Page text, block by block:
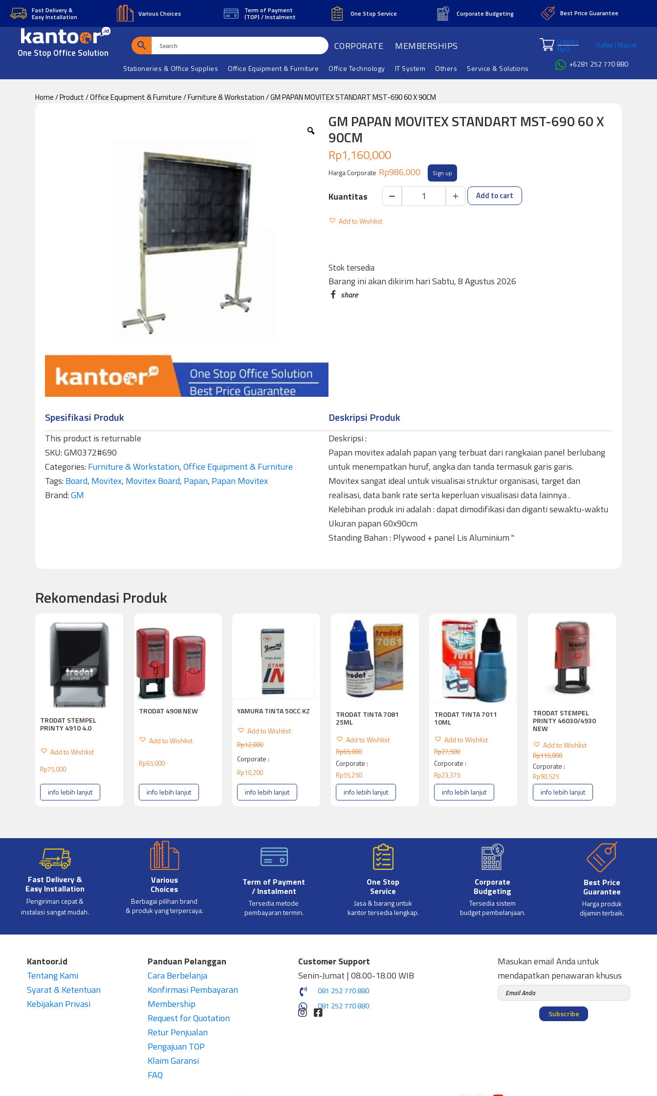
Skip
content
Skip
Fast Delivery &
Easy Installation Various Choices Term of Payment
(TOP) / Instalment One Stop Service Corporate Budgeting Best Price Guarantee
One Stop Office Solution
CORPORATE MEMBERSHIPS
Stationeries & Office Supplies Office Equipment & Furniture Office Technology IT System Others Service & Solutions
0 items
Rp0
Daftar | Masuk
+6281 252 770 880
Home/Product/Office Equipment & Furniture/Furniture & Workstation/ GM PAPAN MOVITEX STANDART MST-690 60 X 90CM
GM PAPAN MOVITEX STANDART MST-690 60 X
90CM
Stok tersedia
Rp1,160,000
Harga Corporate Rp986,000 Sign up
GM
PAPAN
690
60
X
Add to cart
Add to Wishlist
Barang ini akan dikirim hari Sabtu, 8 Agustus 2026
Spesifikasi Produk
This product is returnable
SKU:GM0372#690
Categories: Furniture & Workstation,Office Equipment & Furniture
Tags: Board, Movitex, Movitex Board, Papan, Papan Movitex
Brand:GM
Deskripsi Produk
Deskripsi :
Papan movitex adalah papan yang terbuat dari rangkaian panel berlubang
untuk menempatkan huruf, angka dan tanda termasuk garis garis.
Movitex sangat ideal untuk visualisai struktur organisasi, target dan
realisasi, data bank rate serta keperluan visualisasi data lainnya .
Kelebihan produk ini adalah : dapat dimodifikasi dan diganti sewaktu-waktu
Ukuran papan 60x90cm
Standing Bahan : Plywood + panel Lis Aluminium "
Rekomendasi Produk
TRODAT STEMPEL
PRINTY 4910 4.0
Add to Wishlist
Rp75,000
info lebih lanjut
TRODAT 4908 NEW
Add to Wishlist
Rp65,000
info lebih lanjut
YAMURA TINTA 50CC KZ
Add to Wishlist
Rp12,000
Corporate :
Rp10,200
info lebih lanjut
TRODAT TINTA 7081
25ML
Add to Wishlist
Rp65,000
Corporate :
Rp55,250
info lebih lanjut
TRODAT TINTA 7011
10ML
Add to Wishlist
Rp27,500
Corporate :
Rp23,375
info lebih lanjut
TRODAT STEMPEL
PRINTY 46030/4930
NEW
Add to Wishlist
Rp115,000
Corporate :
Rp90,525
info lebih lanjut
Fast Delivery &
Easy Installation
Pengiriman cepat &
instalasi sangat mudah.
Various
Choices
Berbagai pilihan brand
& produk yang terpercaya.
Term of Payment
/ Instalment
Tersedia metode
pembayaran termin.
One Stop
Service
Jasa & barang untuk
kantor tersedia lengkap.
Corporate
Budgeting
Tersedia sistem
budget pembelanjaan.
Best Price
Guarantee
Harga produk
dijamin terbaik.
Kantoor.id
Tentang Kami
Syarat & Ketentuan
Kebijakan Privasi
Panduan Pelanggan
Cara Berbelanja
Konfirmasi Pembayaran
Membership
Request for Quotation
Retur Penjualan
Pengajuan TOP
Klaim Garansi
FAQ
Customer Support
Senin-Jumat | 08.00-18.00 WIB
081 252 770 880
081 252 770 880
Masukan email Anda untuk
mendapatkan penawaran khusus
Subscribe